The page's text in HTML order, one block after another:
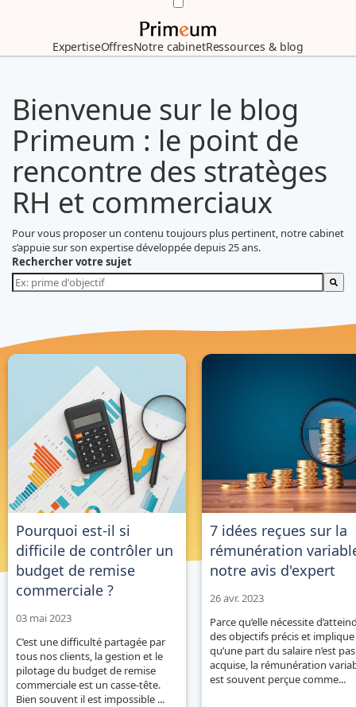
ExpertiseOffresNotre cabinetRessources & blog
Bienvenue sur le blog
Primeum : le point de
rencontre des stratèges
RH et commerciaux
Pour vous proposer un contenu toujours plus pertinent, notre cabinet
s’appuie sur son expertise développée depuis 25 ans.
Rechercher votre sujet
Pourquoi est-il si
difficile de contrôler un
budget de remise
commerciale ?
03 mai 2023
C’est une difficulté partagée par
tous nos clients, la gestion et le
pilotage du budget de remise
commerciale est un casse-tête.
Bien souvent il est impossible ...
7 idées reçues sur la
rémunération
notre avis d'expert
26 avr. 2023
Parce qu’elle nécessite
des objectifs précis et implique
qu’une part du salaire n’est pas
acquise, la rémunération
est souvent perçue comme...